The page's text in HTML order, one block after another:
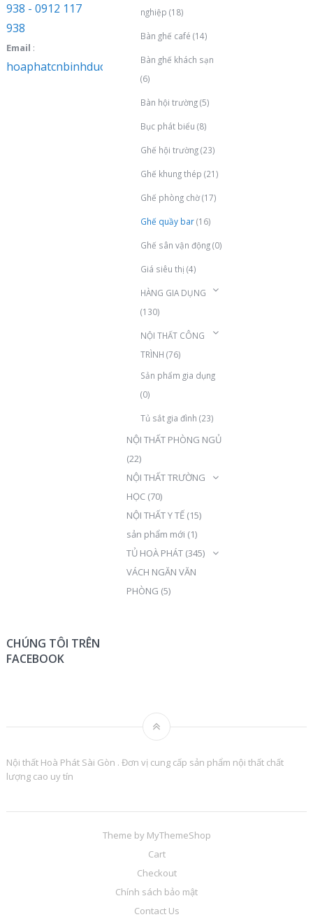
938 - 0912 117
938
Email :
hoaphatcnbinhduong@gmail.com
nghiệp (18)
Bàn ghế café (14)
Bàn ghế khách sạn
(6)
Bàn hội trường(5)
Bục phát biểu (8)
Ghế hội trường(23)
Ghế khung thép (21)
Ghế phòng chờ(17)
Ghế quầy bar(16)
Ghế sân vận động(0)
Giá siêu thị (4)
HÀNG GIA DỤNG
(130)
NỘI THẤT CÔNG
TRÌNH (76)
Sản phẩm gia dụng
(0)
Tủ sắt gia đình (23)
NỘI THẤT PHÒNG NGỦ
(22)
NỘI THẤT TRƯỜNG
HỌC (70)
NỘI THẤT Y TẾ (15)
sản phẩm mới (1)
TỦ HOÀ PHÁT (345)
VÁCH NGĂN VĂN
PHÒNG (5)
CHÚNG TÔI TRÊN
FACEBOOK
Nội thất Hoà Phát Sài Gòn . Đơn vị cung cấp sản phẩm nội thất chất
lượng cao uy tín
Theme by MyThemeShop
Cart
Checkout
Chính sách bảo mật
Contact Us